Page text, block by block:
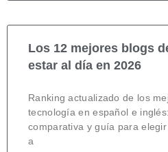
Los 12 mejores blogs
estar al día en 2026
Ranking actualizado de los
tecnología en español e
comparativa y guía para
a